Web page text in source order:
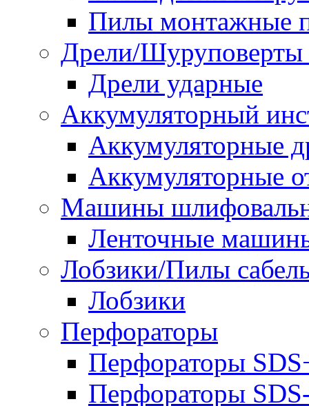
Пилы монтажные
Дрели/Шуруповерты
Дрели ударные
Аккумуляторный
Аккумуляторные
Аккумуляторные
Машины
Ленточные
Лобзики/Пилы
Лобзики
Перфораторы
Перфораторы
Перфораторы